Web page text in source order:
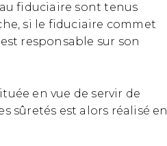
fiduciaire sont tenus
si le fiduciaire commet
responsable sur son
en vue de servir de
sûretés est alors réalisé en